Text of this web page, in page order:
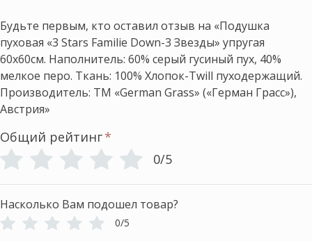
Будьте первым, кто оставил отзыв на «Подушка
пуховая «3 Stars Familie Down-3 Звезды» упругая
60х60см. Наполнитель: 60% серый гусиный пух, 40%
мелкое перо. Ткань: 100% Хлопок-Twill пуходержащий.
Производитель: ТМ «German Grass» («Герман Грасс»),
Австрия»
Общий рейтинг*
0/5
Насколько Вам подошел товар?
0/5